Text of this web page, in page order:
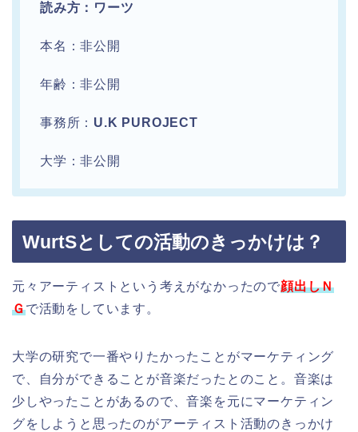
読み方：ワーツ
本名：非公開
年齢：非公開
事務所： U.K PUROJECT
大学：非公開
WurtSとしての活動のきっかけは？
元々アーティストという考えがなかったので顔出しＮ
Ｇで活動をしています。
大学の研究で一番やりたかったことがマーケティング
で、自分ができることが音楽だったとのこと。音楽は
少しやったことがあるので、音楽を元にマーケティン
グをしようと思ったのがアーティスト活動のきっかけ